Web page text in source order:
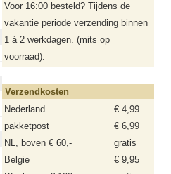
Voor 16:00 besteld? Tijdens de
vakantie periode verzending binnen
1 á 2 werkdagen. (mits op
voorraad).
Verzendkosten
Nederland
€ 4,99
pakketpost
€ 6,99
NL, boven € 60,-
gratis
Belgie
€ 9,95